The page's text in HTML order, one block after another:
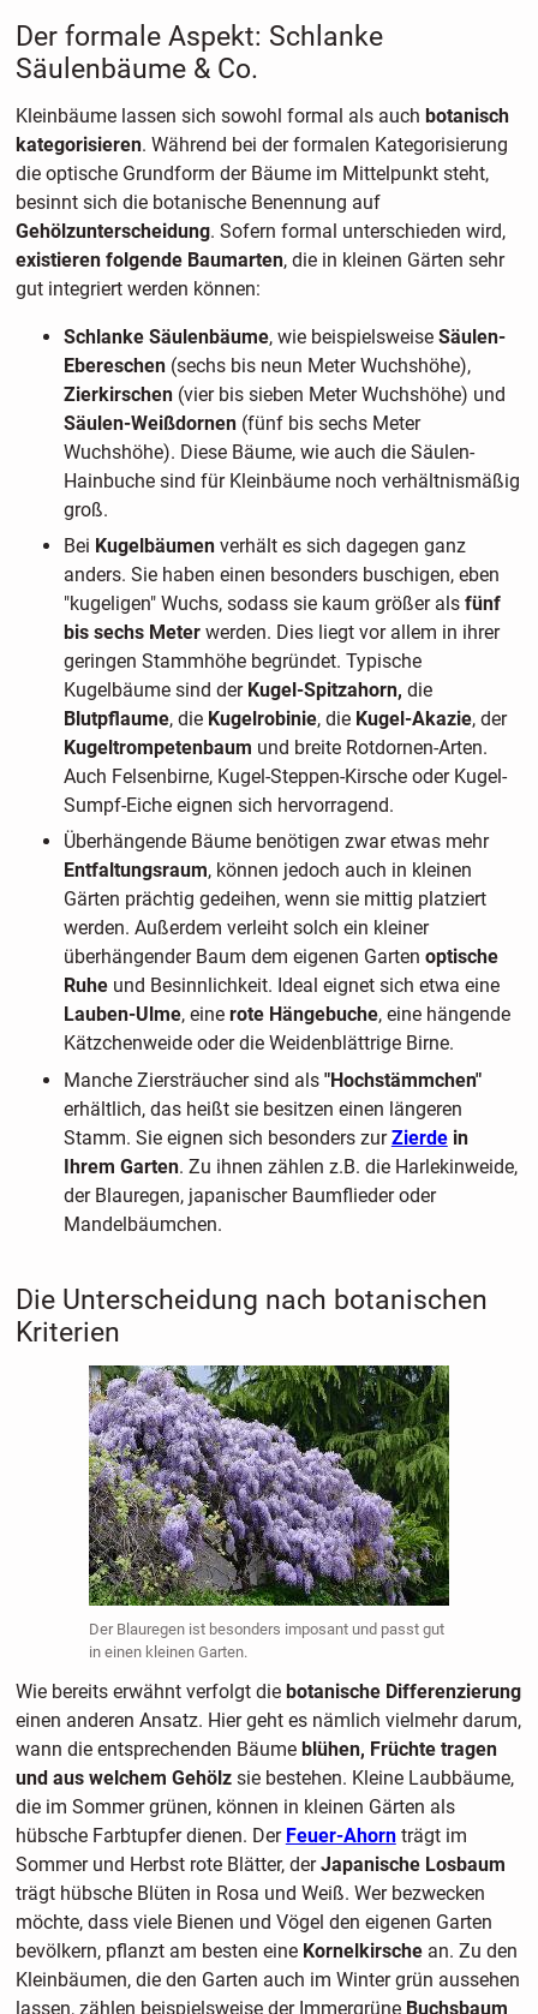
Der formale Aspekt: Schlanke
Säulenbäume & Co.
Kleinbäume lassen sich sowohl formal als auch botanisch
kategorisieren. Während bei der formalen Kategorisierung
die optische Grundform der Bäume im Mittelpunkt steht,
besinnt sich die botanische Benennung auf
Gehölzunterscheidung. Sofern formal unterschieden wird,
existieren folgende Baumarten, die in kleinen Gärten sehr
gut integriert werden können:
Schlanke Säulenbäume, wie beispielsweise Säulen-
Ebereschen(sechs bis neun Meter Wuchshöhe),
Zierkirschen(vier bis sieben Meter Wuchshöhe) und
Säulen-Weißdornen(fünf bis sechs Meter
Wuchshöhe). Diese Bäume, wie auch die Säulen-
Hainbuche sind für Kleinbäume noch verhältnismäßig
groß.
Bei Kugelbäumenverhält es sich dagegen ganz
anders. Sie haben einen besonders buschigen, eben
"kugeligen" Wuchs, sodass sie kaum größer als fünf
bis sechs Meterwerden. Dies liegt vor allem in ihrer
geringen Stammhöhe begründet. Typische
Kugelbäume sind der Kugel-Spitzahorn, die
Blutpflaume, die Kugelrobinie, die Kugel-Akazie, der
Kugeltrompetenbaum und breite Rotdornen-Arten.
Auch Felsenbirne, Kugel-Steppen-Kirsche oder Kugel-
Sumpf-Eiche eignen sich hervorragend.
Überhängende Bäume benötigen zwar etwas mehr
Entfaltungsraum, können jedoch auch in kleinen
Gärten prächtig gedeihen, wenn sie mittig platziert
werden. Außerdem verleiht solch ein kleiner
überhängender Baum dem eigenen Garten optische
Ruheund Besinnlichkeit. Ideal eignet sich etwa eine
Lauben-Ulme, eine rote Hängebuche, eine hängende
Kätzchenweide oder die Weidenblättrige Birne.
Manche Ziersträucher sind als "Hochstämmchen"
erhältlich, das heißt sie besitzen einen längeren
Stamm. Sie eignen sich besonders zurZierdein
Ihrem Garten. Zu ihnen zählen z.B. die Harlekinweide,
der Blauregen, japanischer Baumflieder oder
Mandelbäumchen.
Die Unterscheidung nach botanischen
Kriterien
Der Blauregen ist besonders imposant und passt gut
in einen kleinen Garten.
Wie bereits erwähnt verfolgt die botanische Differenzierung
einen anderen Ansatz. Hier geht es nämlich vielmehr darum,
wann die entsprechenden Bäume blühen, Früchte tragen
und aus welchem Gehölz sie bestehen. Kleine Laubbäume,
die im Sommer grünen, können in kleinen Gärten als
hübsche Farbtupfer dienen. Der Feuer-Ahornträgt im
Sommer und Herbst rote Blätter, derJapanische Losbaum
trägt hübsche Blüten in Rosa und Weiß. Wer bezwecken
möchte, dass viele Bienen und Vögel den eigenen Garten
bevölkern, pflanzt am besten eine Kornelkirschean. Zu den
Kleinbäumen, die den Garten auch im Winter grün aussehen
lassen, zählen beispielsweise der Immergrüne Buchsbaum